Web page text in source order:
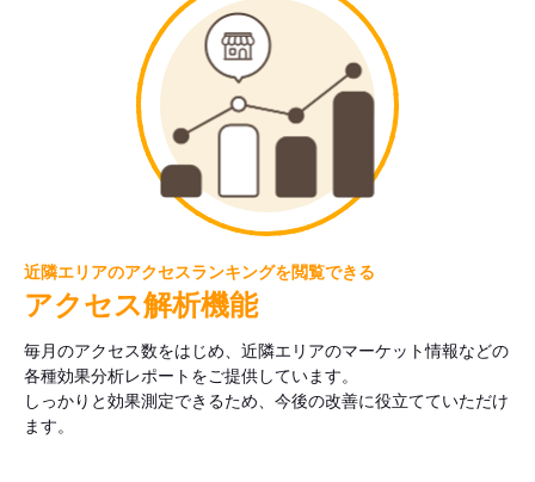
近隣エリアのアクセスランキングを閲覧できる
アクセス解析機能
毎月のアクセス数をはじめ、近隣エリアのマーケット情報などの
各種効果分析レポートをご提供しています。
しっかりと効果測定できるため、今後の改善に役立てていただけ
ます。